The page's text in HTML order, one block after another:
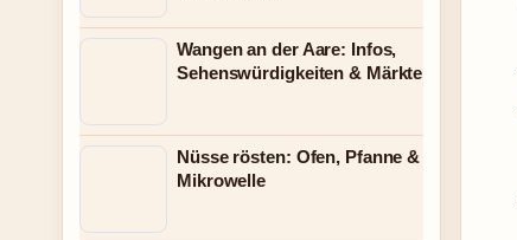
Wangen an der Aare: Infos,
Sehenswürdigkeiten & Märkte
Nüsse rösten: Ofen, Pfanne &
Mikrowelle